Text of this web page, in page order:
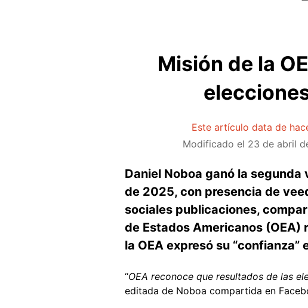
Misión de la
Este artículo data de
Modificado el 23 de abril
Daniel Noboa ganó la
de 2025, con presencia de
sociales publicaciones,
de Estados Americanos (OEA)
la OEA expresó su “confianza”
“OEA reconoce que resultados de las
editada de Noboa compartida en